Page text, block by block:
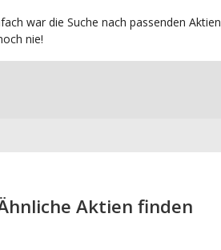
war die Suche nach passenden Aktien
nie!
Aktien finden